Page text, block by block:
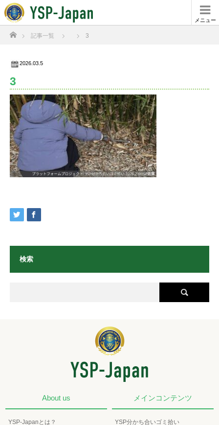
メニュー
ホーム
記事一覧 3
2026.03.5
3
検索
About us
YSP-Japanとは？
メインコンテンツ
YSP分かち合いゴミ拾い